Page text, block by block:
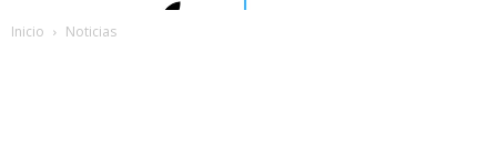
Inicio Noticias